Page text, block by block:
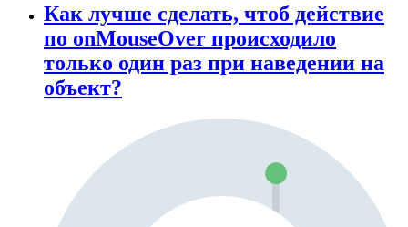
Как лучше сделать, чтоб действие
по onMouseOver происходило
только один раз при наведении на
объект?